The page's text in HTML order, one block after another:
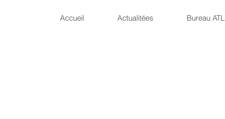
Accueil Actualitées Bureau ATL